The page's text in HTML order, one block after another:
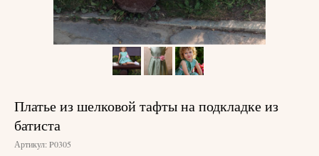
Платье из шелковой тафты на подкладке из
батиста
Артикул: P0305